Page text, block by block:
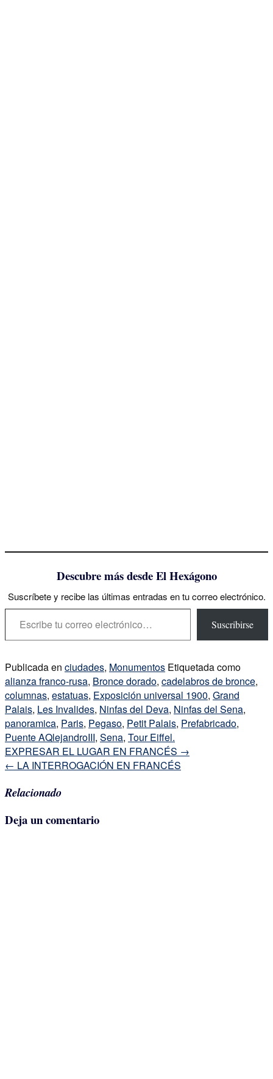
Descubre más desde El Hexágono
Suscríbete y recibe las últimas entradas en tu correo electrónico.
Escribe tu correo electrónico…
Suscribirse
Publicada en ciudades, Monumentos Etiquetada como
alianza franco-rusa, Bronce dorado, cadelabros de bronce,
columnas, estatuas, Exposición universal 1900, Grand
Palais, Les Invalides, Ninfas del Deva, Ninfas del Sena,
panoramica, Paris, Pegaso, Petit Palais, Prefabricado,
Puente AQlejandroIII, Sena, Tour Eiffel.
Navegación
de
entrada
EXPRESAR EL LUGAR EN FRANCÉS →
← LA INTERROGACIÓN EN FRANCÉS
Relacionado
Deja un comentario